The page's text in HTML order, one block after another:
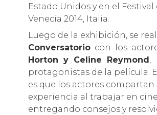
Estado Unidos y en el Festival
Venecia 2014, Italia.
Luego de la exhibición, se
Conversatoriocon los
Horton y Celine Reymond ,
protagonistas de la película.
es que los actores compartan
experiencia al trabajar en
entregando consejos y